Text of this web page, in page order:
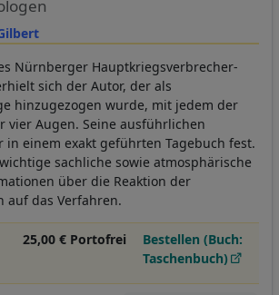
Nürnberger Hauptkriegsverbrecher-
sich der Autor, der als
hinzugezogen wurde, mit jedem der
vier Augen. Seine ausführlichen
in einem exakt geführten Tagebuch fest.
sachliche sowie atmosphärische
über die Reaktion der
auf das Verfahren.
25,00 € Portofrei
Bestellen (Buch:
Taschenbuch)